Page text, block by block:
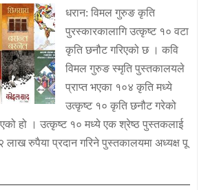
धरान: विमल गुरुङ कृति
पुरस्कारकालागि उत्कृष्ट १० वटा
कृति छनौट गरिएको छ । कवि
विमल गुरुङ स्मृति पुस्तकालयले
प्राप्त भएका १०४ कृति मध्ये
उत्कृष्ट १० कृति छनौट गरेको
हो । उत्कृष्ट १० मध्ये एक श्रेष्ठ पुस्तकलाई
लाख रुपैया प्रदान गरिने पुस्तकालयमा अध्यक्ष पू